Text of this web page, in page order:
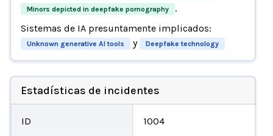
Minors depicted in deepfake pornography
.
Sistemas de IA presuntamente implicados:
Unknown generative AI tools y Deepfake technology
Estadísticas de incidentes
ID 1004